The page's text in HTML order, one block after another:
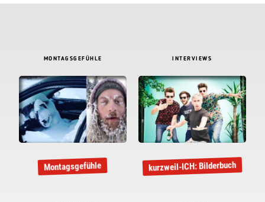
MONTAGSGEFÜHLE
Montagsgefühle
INTERVIEWS
kurzweil-ICH: Bilderbuch